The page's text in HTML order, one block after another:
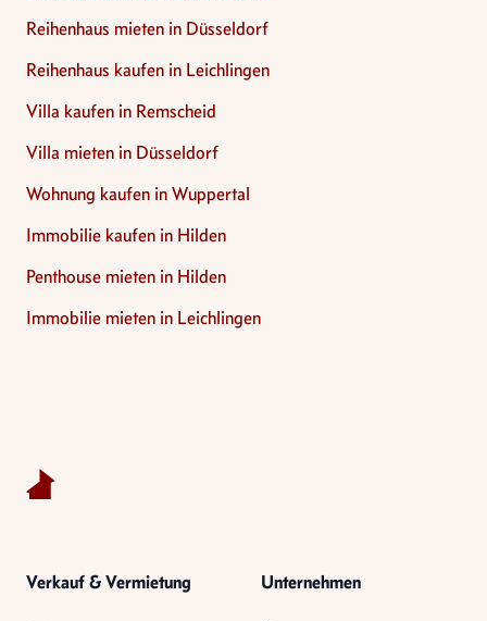
Reihenhaus mieten in Düsseldorf
Reihenhaus kaufen in Leichlingen
Villa kaufen in Remscheid
Villa mieten in Düsseldorf
Wohnung kaufen in Wuppertal
Immobilie kaufen in Hilden
Penthouse mieten in Hilden
Immobilie mieten in Leichlingen
Verkauf & Vermietung Unternehmen